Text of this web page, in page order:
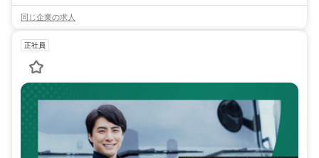
同じ企業の求人
正社員